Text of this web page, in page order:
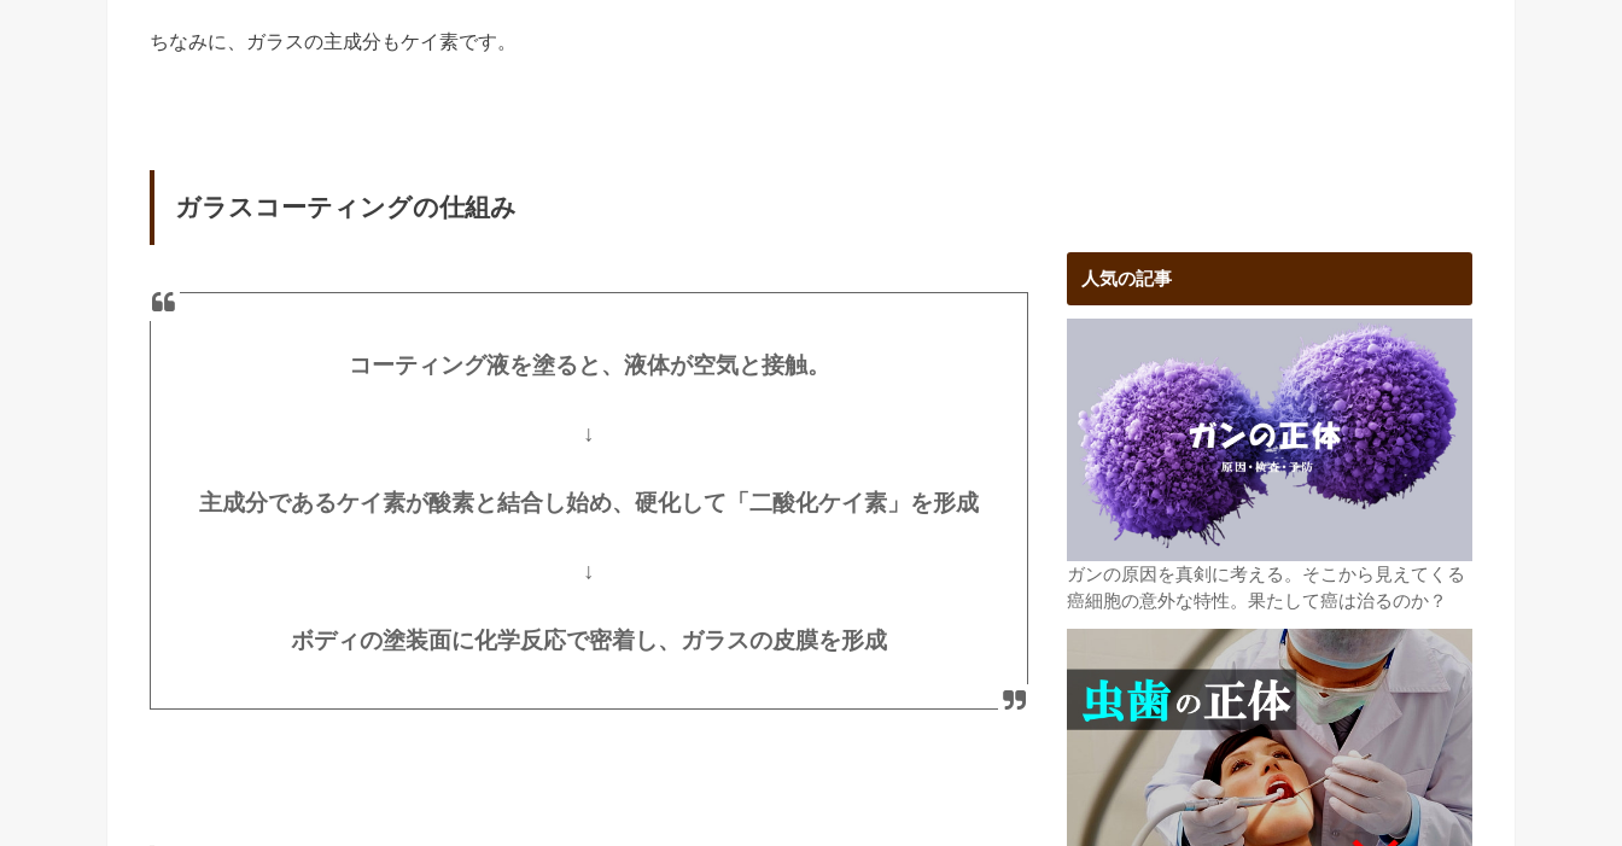
ちなみに、ガラスの主成分もケイ素です。
ガラスコーティングの仕組み
コーティング液を塗ると、液体が空気と接触。
↓
主成分であるケイ素が酸素と結合し始め、硬化して「二酸化ケイ素」を形成
↓
ボディの塗装面に化学反応で密着し、ガラスの皮膜を形成
人気の記事
ガンの原因を真剣に考える。そこから見えてくる
癌細胞の意外な特性。果たして癌は治るのか？